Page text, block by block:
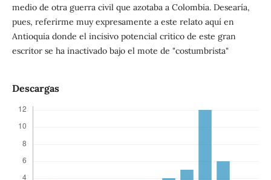
medio de otra guerra civil que azotaba a Colombia. Desearía,
pues, referirme muy expresamente a este relato aquí en
Antioquia donde el incisivo potencial critico de este gran
escritor se ha inactivado bajo el mote de "costumbrista"
Descargas